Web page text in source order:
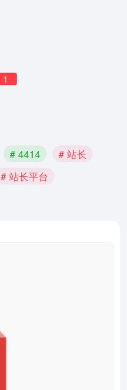
1
# 4414
# 站长
# 站长平台